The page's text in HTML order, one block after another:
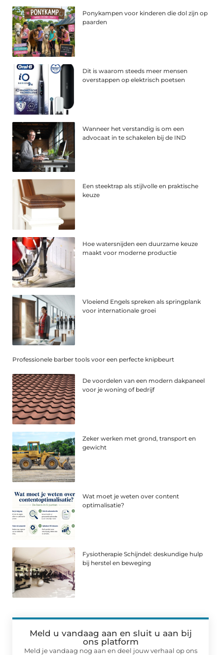
Ponykampen voor kinderen die dol zijn op
paarden
Dit is waarom steeds meer mensen
overstappen op elektrisch poetsen
Wanneer het verstandig is om een
advocaat in te schakelen bij de IND
Een steektrap als stijlvolle en praktische
keuze
Hoe watersnijden een duurzame keuze
maakt voor moderne productie
Vloeiend Engels spreken als springplank
voor internationale groei
Professionele barber tools voor een perfecte knipbeurt
De voordelen van een modern dakpaneel
voor je woning of bedrijf
Zeker werken met grond, transport en
gewicht
Wat moet je weten over content
optimalisatie?
Fysiotherapie Schijndel: deskundige hulp
bij herstel en beweging
Meld u vandaag aan en sluit u aan bij
ons platform
Meld je vandaag nog aan en deel jouw verhaal op ons